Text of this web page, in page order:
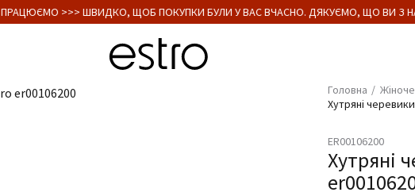
ПРАЦЮЄМО >>> ШВИДКО, ЩОБ ПОКУПКИ БУЛИ У ВАС ВЧАСНО. ДЯКУЄМО, ЩО ВИ З
Головна
Хутряні
ER00106200
Хутряні